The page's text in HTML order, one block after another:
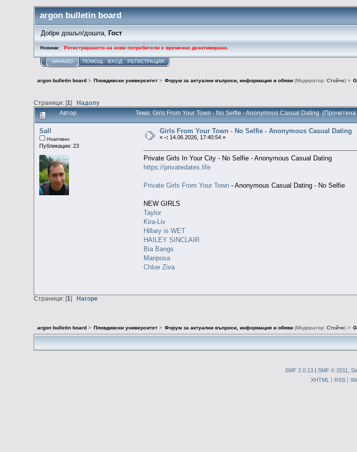
argon bulletin board
Добре дошъл/дошла, Гост
Новини: Регистрирането на нови потребители е временно деактивирано.
НАЧАЛО ПОМОЩ ВХОД РЕГИСТРАЦИЯ
argon bulletin board> Пловдивски университет> Форум за актуални въпроси, информация и обяви(Модератор: Стойчо) >
Страници: [1]Надолу
Автор Тема: Girls From Your Town - No Selfie - Anonymous Casual Dating
Sall
Неактивен
Публикации: 23
Girls From Your Town - No Selfie - Anonymous Casual Dating
«-: 14.06.2026, 17:40:54 »
Private Girls In Your City - No Selfie - Anonymous Casual Dating
https://privatedates.life
Private Girls From Your Town - Anonymous Casual Dating - No Selfie
NEW GIRLS
Taylor
Kira-Liv
Hillary is WET
HAILEY SINCLAIR
Bia Bangs
Mariposa
Chloe Ziva
Страници: [1]Нагоре
argon bulletin board> Пловдивски университет> Форум за актуални въпроси, информация и обяви(Модератор: Стойчо) >
SMF 2.0.13| SMF © 2011
XHTML
RSS